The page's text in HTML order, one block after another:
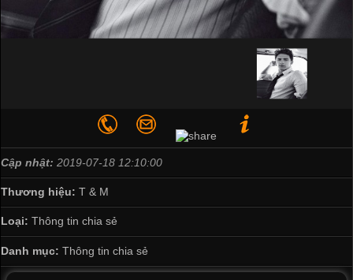
Cập nhật: 2019-07-18 12:10:00
Thương hiệu: T & M
Loại: Thông tin chia sẻ
Danh mục: Thông tin chia sẻ